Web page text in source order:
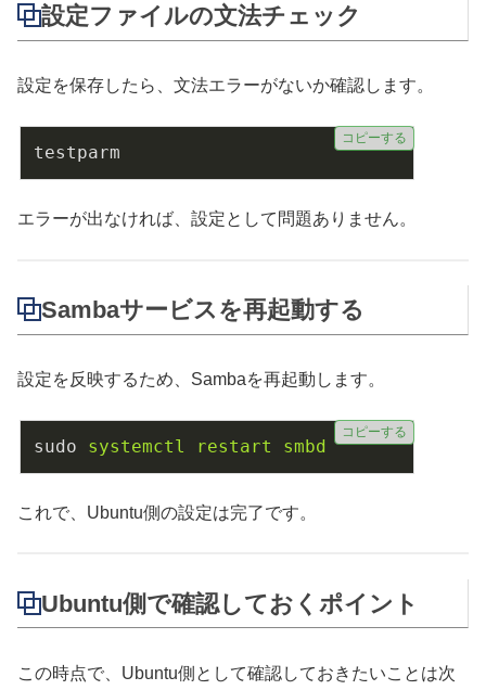
設定ファイルの文法チェック
設定を保存したら、文法エラーがないか確認します。
testparm
コピーする
エラーが出なければ、設定として問題ありません。
Sambaサービスを再起動する
設定を反映するため、Sambaを再起動します。
sudo systemctl restart smbd
コピーする
これで、Ubuntu側の設定は完了です。
Ubuntu側で確認しておくポイント
この時点で、Ubuntu側として確認しておきたいことは次